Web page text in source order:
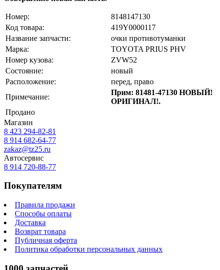
Номер:
8148147130
Код товара:
419Y0000117
Название запчасти:
очки противотуманки
Марка:
TOYOTA PRIUS PHV
Номер кузова:
ZVW52
Состояние:
новый
Расположение:
перед, право
Примечание:
Прим: 81481-47130 НОВЫЙ!
ОРИГИНАЛ!.
Продано
Магазин
8 423 294-82-81
8 914 682-64-77
zakaz@tz25.ru
Автосервис
8 914 720-88-77
Покупателям
Правила продажи
Способы оплаты
Доставка
Возврат товара
Публичная оферта
Политика обработки персональных данных